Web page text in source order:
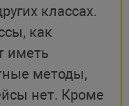
классах.
как
иметь
методы,
нет. Кроме